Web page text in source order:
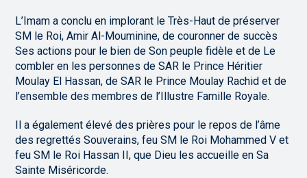
L’Imam a conclu en implorant le Très-Haut de préserver
SM le Roi, Amir Al-Mouminine, de couronner de succès
Ses actions pour le bien de Son peuple fidèle et de Le
combler en les personnes de SAR le Prince Héritier
Moulay El Hassan, de SAR le Prince Moulay Rachid et de
l’ensemble des membres de l’Illustre Famille Royale.
Il a également élevé des prières pour le repos de l’âme
des regrettés Souverains, feu SM le Roi Mohammed V et
feu SM le Roi Hassan II, que Dieu les accueille en Sa
Sainte Miséricorde.